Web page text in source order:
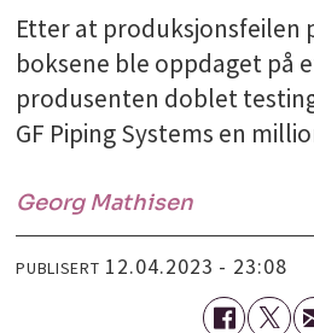
Etter at produksjonsfeilen
boksene ble oppdaget på
produsenten doblet
GF Piping Systems en
Georg Mathisen
PUBLISERT 12.04.2023 - 23:08